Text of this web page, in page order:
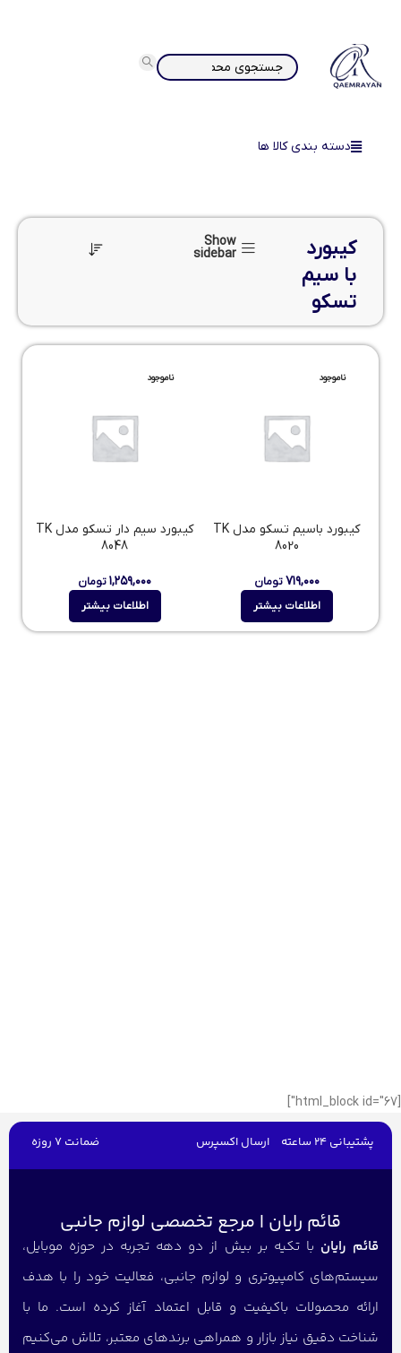
دسته بندی کالا ها
کیبورد
با سیم
تسکو
Show
sidebar
ناموجود
کیبورد باسیم تسکو مدل TK
8020
۷۱۹,۰۰۰ تومان
اطلاعات بیشتر
ناموجود
کیبورد سیم دار تسکو مدل TK
8048
۱,۲۵۹,۰۰۰تومان
اطلاعات بیشتر
[html_block id="67"]
پشتیبانی 24 ساعته ارسال اکسپرس ضمانت 7 روزه
قائم رایان | مرجع تخصصی لوازم جانبی
قائم رایان با تکیه بر بیش از دو دهه تجربه در حوزه موبایل،
سیستم‌های کامپیوتری و لوازم جانبی، فعالیت خود را با هدف
ارائه محصولات باکیفیت و قابل اعتماد آغاز کرده است. ما با
شناخت دقیق نیاز بازار و همراهی برندهای معتبر، تلاش می‌کنیم